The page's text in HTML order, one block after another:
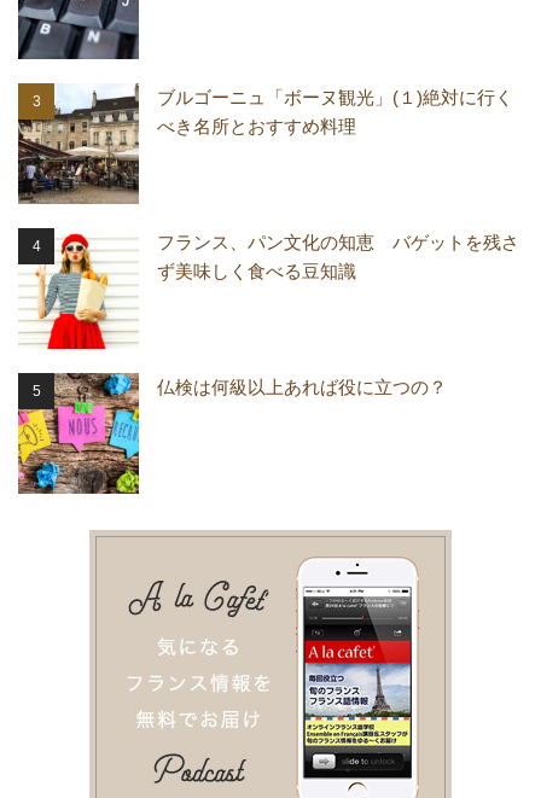
ブルゴーニュ「ボーヌ観光」(１)絶対に行く
べき名所とおすすめ料理
フランス、パン文化の知恵 バゲットを残さ
ず美味しく食べる豆知識
仏検は何級以上あれば役に立つの？